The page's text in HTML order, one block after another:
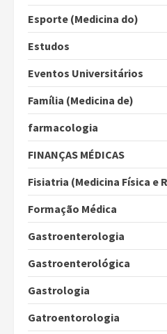
Esporte (Medicina do)
Estudos
Eventos Universitários
Família (Medicina de)
farmacologia
FINANÇAS MÉDICAS
Fisiatria (Medicina Física e
Formação Médica
Gastroenterologia
Gastroenterológica
Gastrologia
Gatroentorologia